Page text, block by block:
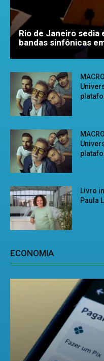
Rio de Janeiro
bandas sinfônicas
Livro
Paula
ECONOMIA